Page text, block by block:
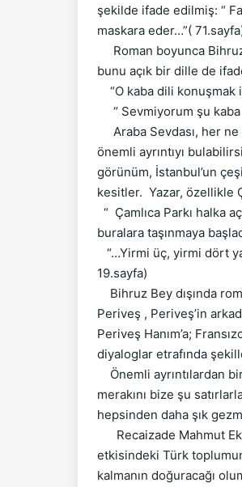
şekilde ifade edilmiş: “
maskara eder…”(
Roman boyunca Bihruz
bunu açık bir dille de
“O kaba dili konuşmak
“ Sevmiyorum şu
Araba Sevdası, her ne
önemli ayrıntıyı
görünüm, İstanbul’un
kesitler. Yazar, özellikle
“ Çamlıca Parkı halka
buralara taşınmaya
“…Yirmi üç, yirmi dört
19.sayfa)
Bihruz Bey dışında
Periveş , Periveş’in
Periveş Hanım’a;
diyaloglar etrafında
Önemli ayrıntılardan
merakını bize şu
hepsinden daha şık
Recaizade Mahmut
etkisindeki Türk
kalmanın doğuracağı